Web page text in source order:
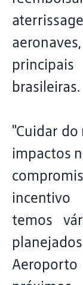
brasileiras.
"Cuidar
impactos
incentivo
temos